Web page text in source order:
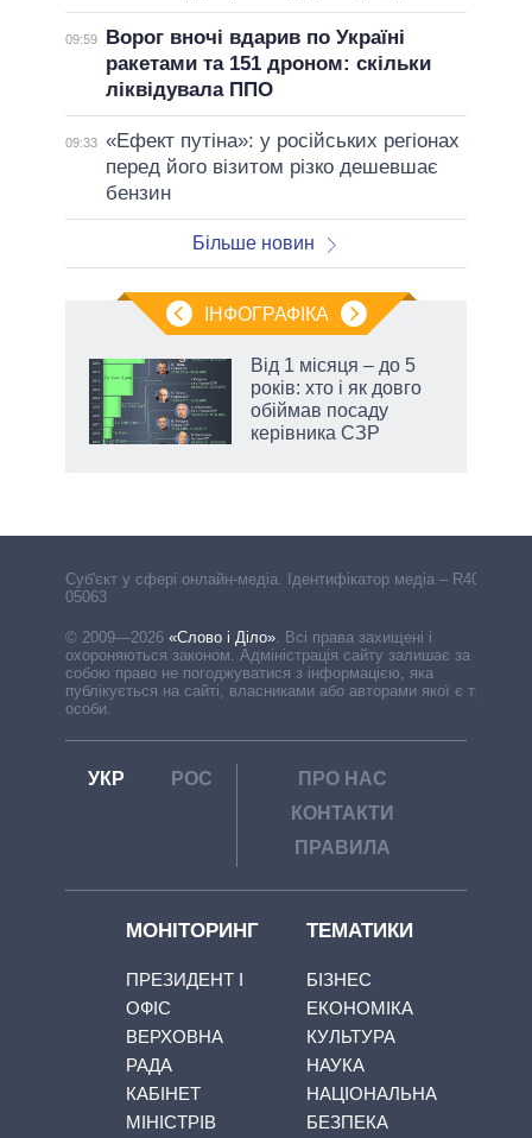
09:59
Ворог вночі вдарив по Україні
ракетами та 151 дроном: скільки
ліквідувала ППО
09:33 «Ефект путіна»: у російських регіонах
перед його візитом різко дешевшає
бензин
Більше новин
ІНФОГРАФІКА
Від 1 місяця – до 5
років: хто і як довго
обіймав посаду
керівника СЗР
Cуб'єкт у сфері онлайн-медіа. Ідентифікатор медіа – R40-
05063
© 2009—2026 «Слово і Діло»
Всі права захищені і
охороняються законом. Адміністрація сайту залишає за
собою право не погоджуватися з інформацією, яка
публікується на сайті, власниками або авторами якої є треті
особи.
УКР РОС
ПРО НАС
КОНТАКТИ
ПРАВИЛА
МОНІТОРИНГ
ПРЕЗИДЕНТ І
ОФІС
ВЕРХОВНА
РАДА
КАБІНЕТ
МІНІСТРІВ
ТЕМАТИКИ
БІЗНЕС
ЕКОНОМІКА
КУЛЬТУРА
НАУКА
НАЦІОНАЛЬНА
БЕЗПЕКА